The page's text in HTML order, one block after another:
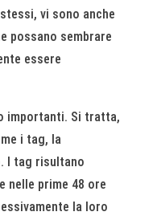
vi sono anche
possano sembrare
essere
importanti. Si tratta,
i tag, la
I tag risultano
nelle prime 48 ore
la loro